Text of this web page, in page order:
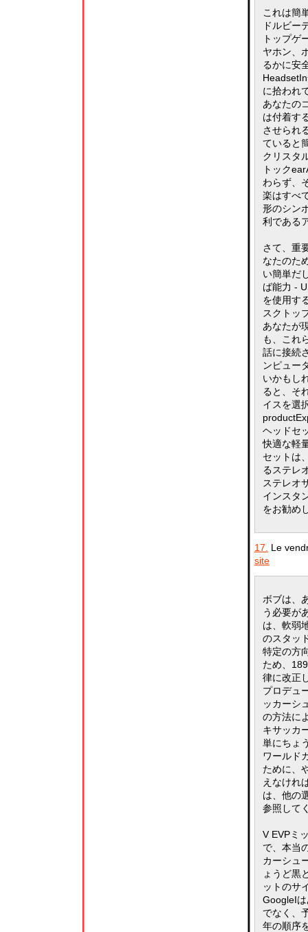
これは簡
ドルビー
トップゲ
ヤホン、
るかに安
に拾われ
あなたの
は付着す
させられ
ていると
クリスタ
トック
わらず、
楽はすべ
形のシン
利である
さて、重
なたのた
い簡単だ
ば能力 -
を使用す
スクトッ
あなたが
も、これ
話に接続
ンピュー
いかもし
ると、そ
イスを選
ヘッドセ
快適な軽
セットは
るステレ
ステレオ
インスタ
をお勧め
17.
Le
site
ボブは、
う必要が
は、軟弱
のスタッ
特定の方
ため、
律に改正
プロデュ
ッカーシ
の方法に
キサッカ
単にちょ
ワールド
ために、
えなけれ
は、他の
参照して
V EVPミ
で、本当
カーシュ
ょうど黒
ットのサ
GoogleI
でなく、
年の順序